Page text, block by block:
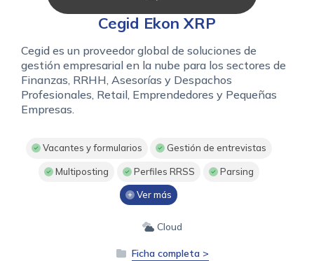
Cegid Ekon XRP
Cegid es un proveedor global de soluciones de
gestión empresarial en la nube para los sectores de
Finanzas, RRHH, Asesorías y Despachos
Profesionales, Retail, Emprendedores y Pequeñas
Empresas.
Vacantes y formularios Gestión de entrevistas
Multiposting Perfiles RRSS Parsing
Ver más
Cloud
Ficha completa >